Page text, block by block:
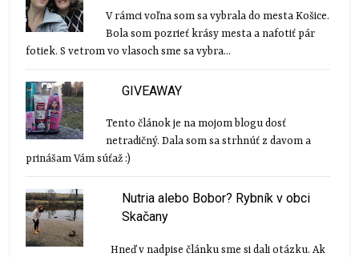
V rámci voľna som sa vybrala do mesta Košice.
Bola som pozrieť krásy mesta a nafotiť pár
fotiek. S vetrom vo vlasoch sme sa vybra...
GIVEAWAY
Tento článok je na mojom blogu dosť
netradičný. Dala som sa strhnúť z davom a
prinášam Vám súťaž :)
Nutria alebo Bobor? Rybník v obci
Skačany
Hneď v nadpise článku sme si dali otázku. Ak